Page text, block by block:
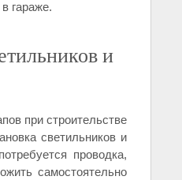
гараже.
и
при строительстве
светильников и
проводка,
самостоятельно